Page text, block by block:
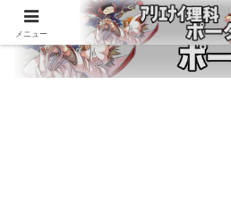
メニュー